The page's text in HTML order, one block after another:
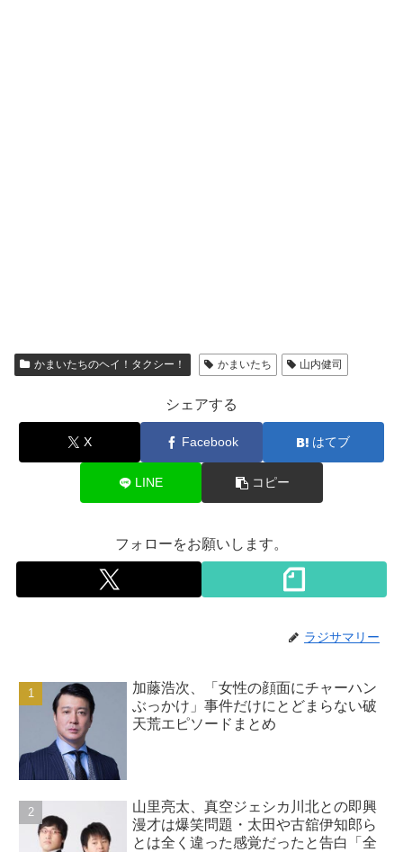
かまいたちのヘイ！タクシー！ かまいたち 山内健司
シェアする
X Facebook はてブ
LINE コピー
フォローをお願いします。
ラジサマリー
加藤浩次、「女性の顔面にチャーハン
ぶっかけ」事件だけにとどまらない破
天荒エピソードまとめ
山里亮太、真空ジェシカ川北との即興
漫才は爆笑問題・太田や古舘伊知郎ら
とは全く違った感覚だったと告白「全